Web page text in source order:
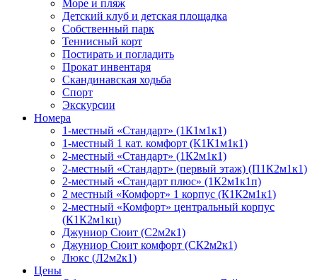
Море и пляж
Детский клуб и детская площадка
Собственный парк
Теннисный корт
Постирать и погладить
Прокат инвентаря
Скандинавская ходьба
Спорт
Экскурсии
Номера
1-местный «Стандарт» (1К1м1к1)
1-местный 1 кат. комфорт (К1К1м1к1)
2-местный «Стандарт» (1К2м1к1)
2-местный «Стандарт» (первый этаж) (П1К2м1к1)
2-местный «Стандарт плюс» (1К2м1к1п)
2 местный «Комфорт» 1 корпус (К1К2м1к1)
2-местный «Комфорт» центральный корпус
(К1К2м1кц)
Джуниор Сюит (С2м2к1)
Джуниор Сюит комфорт (СК2м2к1)
Люкс (Л2м2к1)
Цены